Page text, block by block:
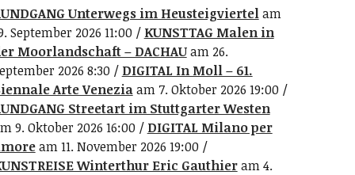
Unterwegs im Heusteigviertelam
September 2026 11:00
KUNSTTAG Malen in
Moorlandschaft – DACHAUam 26.
2026 8:30
DIGITAL In Moll – 61.
Arte Veneziaam 7. Oktober 2026 19:00
Streetart im Stuttgarter Westen
9. Oktober 2026 16:00
DIGITAL Milano per
am 11. November 2026 19:00
Winterthur Eric Gauthieram 4.